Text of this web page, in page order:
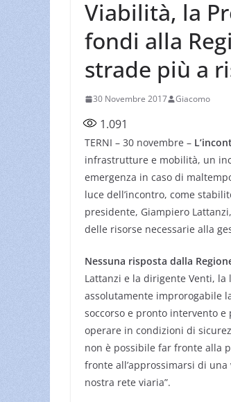
Viabilità, la
fondi alla
strade più a
30 Novembre 2017 Giacomo
1.091
TERNI – 30 novembre –
infrastrutture e mobilità, un
emergenza in caso di
luce dell’incontro, come
presidente, Giampiero
delle risorse necessarie alla
Nessuna risposta dalla
Lattanzi e la dirigente Venti,
assolutamente improrogabile
soccorso e pronto intervento e
operare in condizioni di
non è possibile far fronte alla
fronte all’approssimarsi di
nostra rete viaria”.